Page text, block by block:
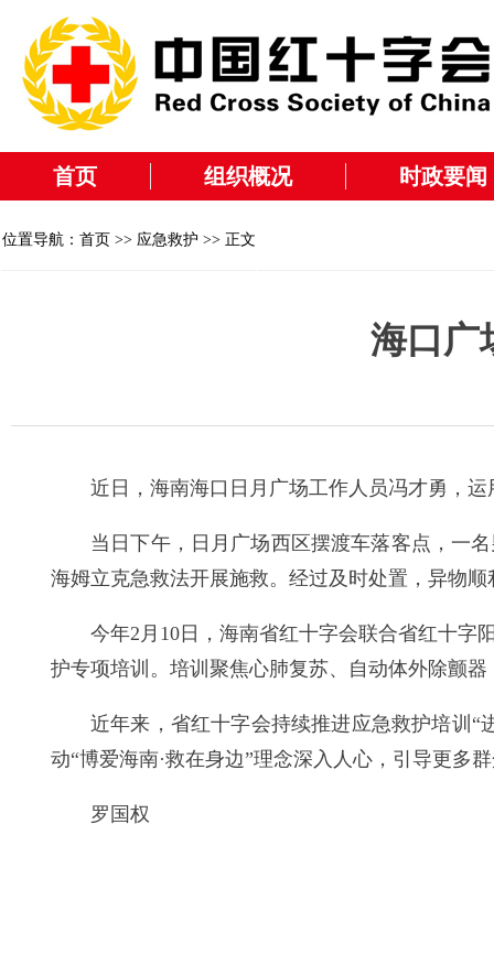
首页 组织概况 时政要闻
位置导航： 首页 >> 应急救护 >> 正文
海口广
近日，海南海口日月广场工作人员冯才勇，
当日下午，日月广场西区摆渡车落客点，一
海姆立克急救法开展施救。经过及时处置，异物
今年2月10日，海南省红十字会联合省红十字
护专项培训。培训聚焦心肺复苏、自动体外除颤
近年来，省红十字会持续推进应急救护培训
动“博爱海南·救在身边”理念深入人心，引导更多
罗国权